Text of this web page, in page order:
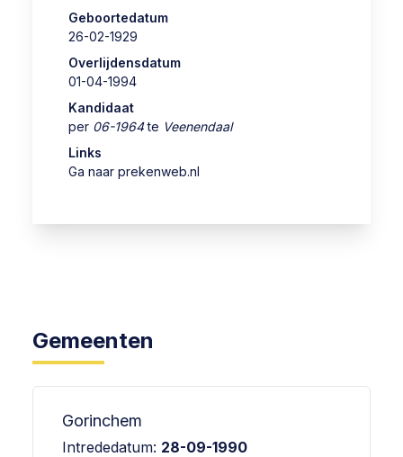
Gemeenten
Gorinchem
Intrededatum: 28-09-1990
Geboortedatum
26-02-1929
Overlijdensdatum
01-04-1994
Kandidaat
per 06-1964te Veenendaal
Links
Ga naar prekenweb.nl